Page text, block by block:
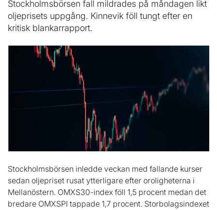
Stockholmsbörsen fall mildrades på måndagen likt
oljeprisets uppgång. Kinnevik föll tungt efter en
kritisk blankarrapport.
Stockholmsbörsen inledde veckan med fallande kurser
sedan oljepriset rusat ytterligare efter oroligheterna i
Mellanöstern. OMXS30-index föll 1,5 procent medan det
bredare OMXSPI tappade 1,7 procent. Storbolagsindexet